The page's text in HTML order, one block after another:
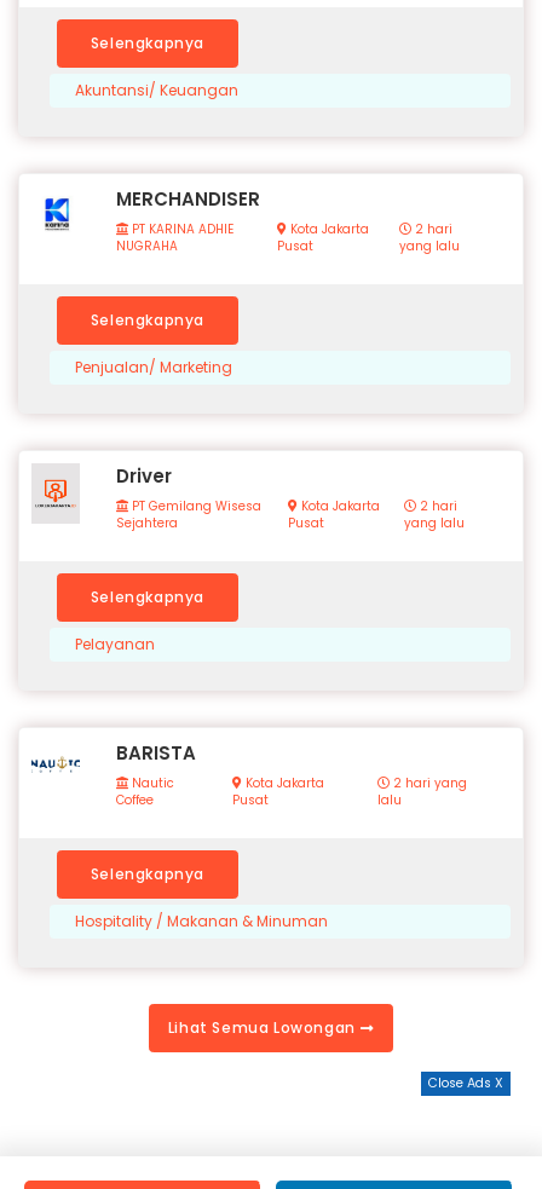
Selengkapnya
Akuntansi/ Keuangan
MERCHANDISER
PT KARINA ADHIE
NUGRAHA
Kota Jakarta
Pusat
2 hari
yang lalu
Selengkapnya
Penjualan/ Marketing
Driver
PT Gemilang Wisesa
Sejahtera
Kota Jakarta
Pusat
2 hari
yang lalu
Selengkapnya
Pelayanan
BARISTA
Nautic
Coffee
Kota Jakarta
Pusat
2 hari yang
lalu
Selengkapnya
Hospitality / Makanan & Minuman
Lihat Semua Lowongan
Close Ads X